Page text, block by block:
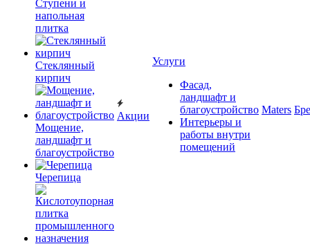
Ступени и
напольная
плитка
Cтеклянный
кирпич
Мощение,
ландшафт и
благоустройство
Черепица
Акции
Услуги
Фасад,
ландшафт и
благоустройство
Интерьеры и
работы внутри
помещений
Maters